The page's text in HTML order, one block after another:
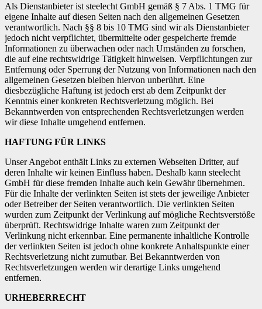
Als Dienstanbieter ist steelecht GmbH gemäß § 7 Abs. 1 TMG für
eigene Inhalte auf diesen Seiten nach den allgemeinen Gesetzen
verantwortlich. Nach §§ 8 bis 10 TMG sind wir als Dienstanbieter
jedoch nicht verpflichtet, übermittelte oder gespeicherte fremde
Informationen zu überwachen oder nach Umständen zu forschen,
die auf eine rechtswidrige Tätigkeit hinweisen. Verpflichtungen zur
Entfernung oder Sperrung der Nutzung von Informationen nach den
allgemeinen Gesetzen bleiben hiervon unberührt. Eine
diesbezügliche Haftung ist jedoch erst ab dem Zeitpunkt der
Kenntnis einer konkreten Rechtsverletzung möglich. Bei
Bekanntwerden von entsprechenden Rechtsverletzungen werden
wir diese Inhalte umgehend entfernen.
HAFTUNG FÜR LINKS
Unser Angebot enthält Links zu externen Webseiten Dritter, auf
deren Inhalte wir keinen Einfluss haben. Deshalb kann steelecht
GmbH für diese fremden Inhalte auch kein Gewähr übernehmen.
Für die Inhalte der verlinkten Seiten ist stets der jeweilige Anbieter
oder Betreiber der Seiten verantwortlich. Die verlinkten Seiten
wurden zum Zeitpunkt der Verlinkung auf mögliche Rechtsverstöße
überprüft. Rechtswidrige Inhalte waren zum Zeitpunkt der
Verlinkung nicht erkennbar. Eine permanente inhaltliche Kontrolle
der verlinkten Seiten ist jedoch ohne konkrete Anhaltspunkte einer
Rechtsverletzung nicht zumutbar. Bei Bekanntwerden von
Rechtsverletzungen werden wir derartige Links umgehend
entfernen.
URHEBERRECHT